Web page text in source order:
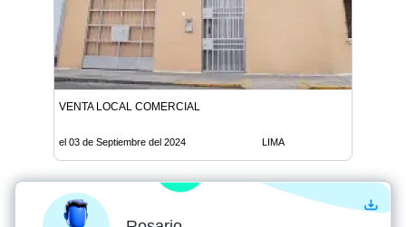
VENTA LOCAL COMERCIAL
el 03 de Septiembre del 2024 LIMA